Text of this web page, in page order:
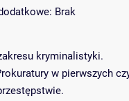
Brak
kryminalistyki.
w pierwszych